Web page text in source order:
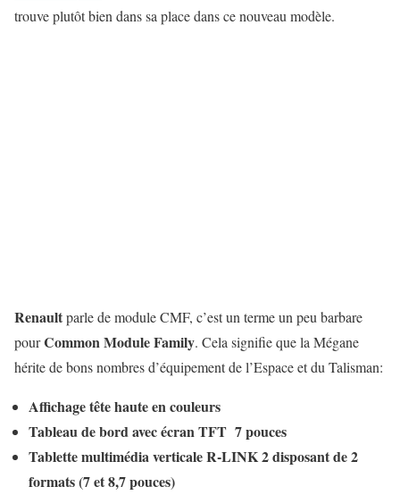
trouve plutôt bien dans sa place dans ce nouveau modèle.
Renaultparle de module CMF, c’est un terme un peu barbare
pourCommon Module Family. Cela signifie que la Mégane
hérite de bons nombres d’équipement de l’Espace et du Talisman:
Affichage tête haute en couleurs
Tableau de bord avec écran TFT 7 pouces
Tablette multimédia verticale R-LINK 2 disposant de 2
formats (7 et 8,7 pouces)